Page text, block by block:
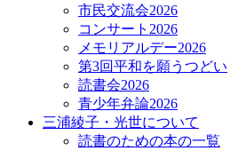
市民交流会2026
コンサート2026
メモリアルデー2026
第3回平和を願うつどい
読書会2026
青少年弁論2026
三浦綾子・光世について
読書のための本の一覧